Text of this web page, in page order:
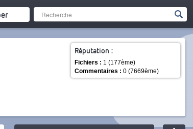
Réputation :
Fichiers : 1 (177ème)
Commentaires : 0 (7669ème)